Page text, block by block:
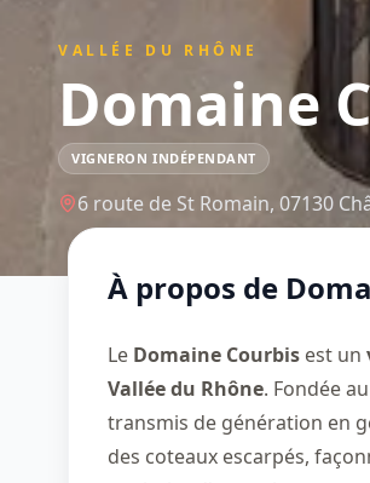
VALLÉE DU RHÔNE
Domaine
VIGNERON INDÉPENDANT
6 route de St Romain, 07130
À propos de
Le Domaine Courbis est un
Vallée du Rhône. Fondée
transmis de génération en
des coteaux escarpés,